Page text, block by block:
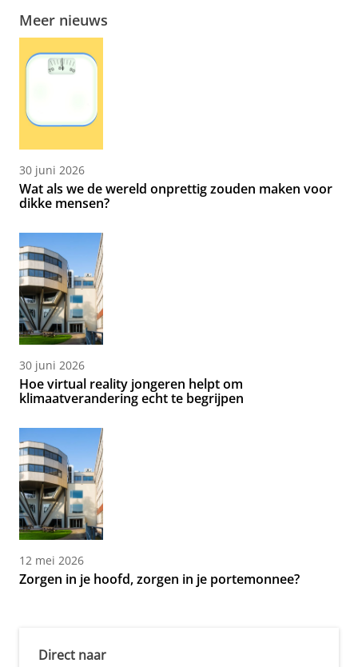
Meer nieuws
30 juni 2026
Wat als we de wereld onprettig zouden maken voor
dikke mensen?
30 juni 2026
Hoe virtual reality jongeren helpt om
klimaatverandering echt te begrijpen
12 mei 2026
Zorgen in je hoofd, zorgen in je portemonnee?
Direct naar